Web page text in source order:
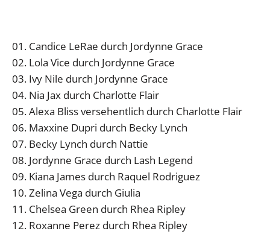
01. Candice LeRae durch Jordynne Grace
02. Lola Vice durch Jordynne Grace
03. Ivy Nile durch Jordynne Grace
04. Nia Jax durch Charlotte Flair
05. Alexa Bliss versehentlich durch Charlotte Flair
06. Maxxine Dupri durch Becky Lynch
07. Becky Lynch durch Nattie
08. Jordynne Grace durch Lash Legend
09. Kiana James durch Raquel Rodriguez
10. Zelina Vega durch Giulia
11. Chelsea Green durch Rhea Ripley
12. Roxanne Perez durch Rhea Ripley